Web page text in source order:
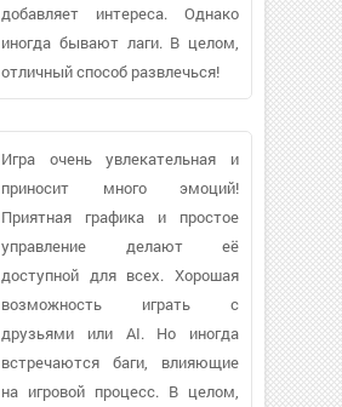
добавляет интереса. Однако
иногда бывают лаги. В целом,
отличный способ развлечься!
Игра очень увлекательная и
приносит много эмоций!
Приятная графика и простое
управление делают её
доступной для всех. Хорошая
возможность играть с
друзьями или AI. Но иногда
встречаются баги, влияющие
на игровой процесс. В целом,